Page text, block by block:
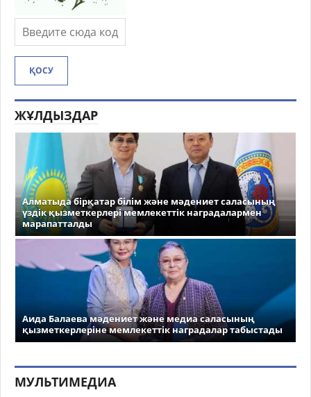
ҚОСУ
ЖҰЛДЫЗДАР
Алматыда бірқатар білім және мәдениет саласының
үздік қызметкерлері мемлекеттік наградалармен
марапатталды
Аида Балаева мәдениет және медиа саласының
қызметкерлеріне мемлекеттік наградалар табыстады
МУЛЬТИМЕДИА